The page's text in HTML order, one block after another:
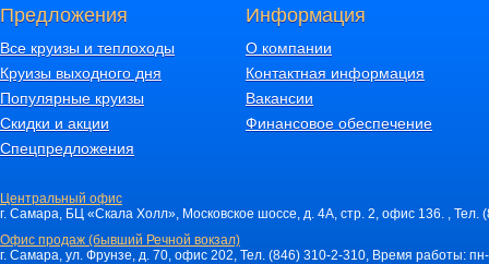
Предложения
Все круизы и теплоходы
Круизы выходного дня
Популярные круизы
Скидки и акции
Спецпредложения
Информация
О компании
Контактная информация
Вакансии
Финансовое обеспечение
Центральный офис
г. Самара, БЦ «Скала Холл», Московское шоссе, д. 4А, стр. 2, офис 136. ,
Офис продаж (бывший Речной вокзал)
г. Самара, ул. Фрунзе, д. 70, офис 202, Тел. (846) 310-2-310, Время работы: